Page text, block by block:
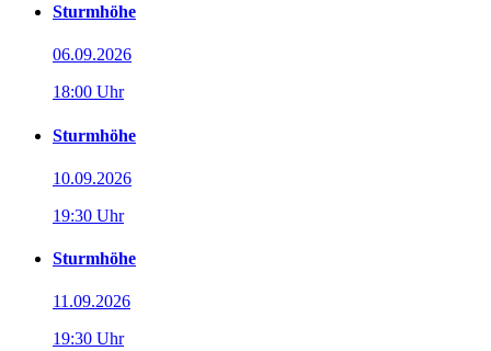
Sturmhöhe
06.09.2026
18:00 Uhr
Sturmhöhe
10.09.2026
19:30 Uhr
Sturmhöhe
11.09.2026
19:30 Uhr